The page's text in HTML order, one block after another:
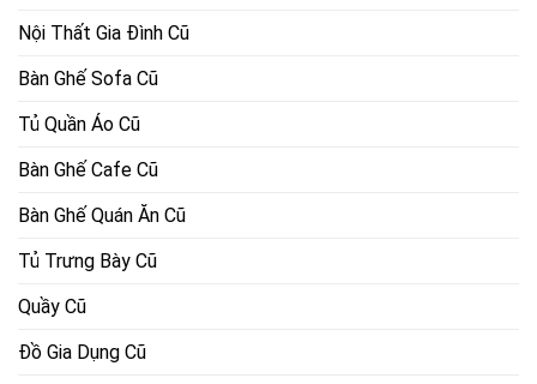
Nội Thất Gia Đình Cũ
Bàn Ghế Sofa Cũ
Tủ Quần Áo Cũ
Bàn Ghế Cafe Cũ
Bàn Ghế Quán Ăn Cũ
Tủ Trưng Bày Cũ
Quầy Cũ
Đồ Gia Dụng Cũ